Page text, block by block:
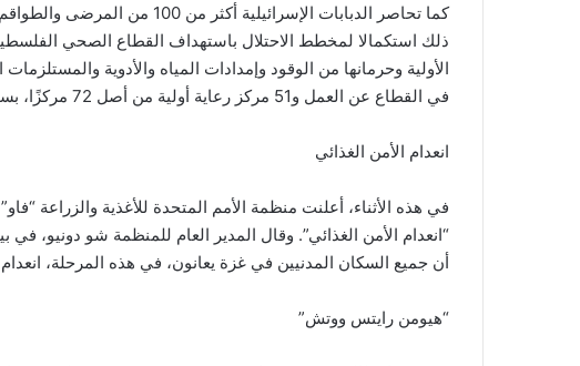
كما تحاصر الدبابات
ذلك استكمالا لمخطط الاحتلال باستهداف القطاع الصحي
في القطاع عن العمل و51 مركز رعاية أولية من أصل 72 مركزًا، بسبب الأضرار الناجمة عن القصف أو نقص الوقود.
انعدام الأمن الغذائي
في هذه الأثناء، أعلنت منظمة الأمم المتحدة للأغذية والزراعة
“انعدام الأمن الغذائي”. وقال المدير العام للمنظمة شو دونيو،
أن جميع السكان المدنيين في غزة يعانون، في هذه المرحلة، انعدام
“هيومن رايتس ووتش”